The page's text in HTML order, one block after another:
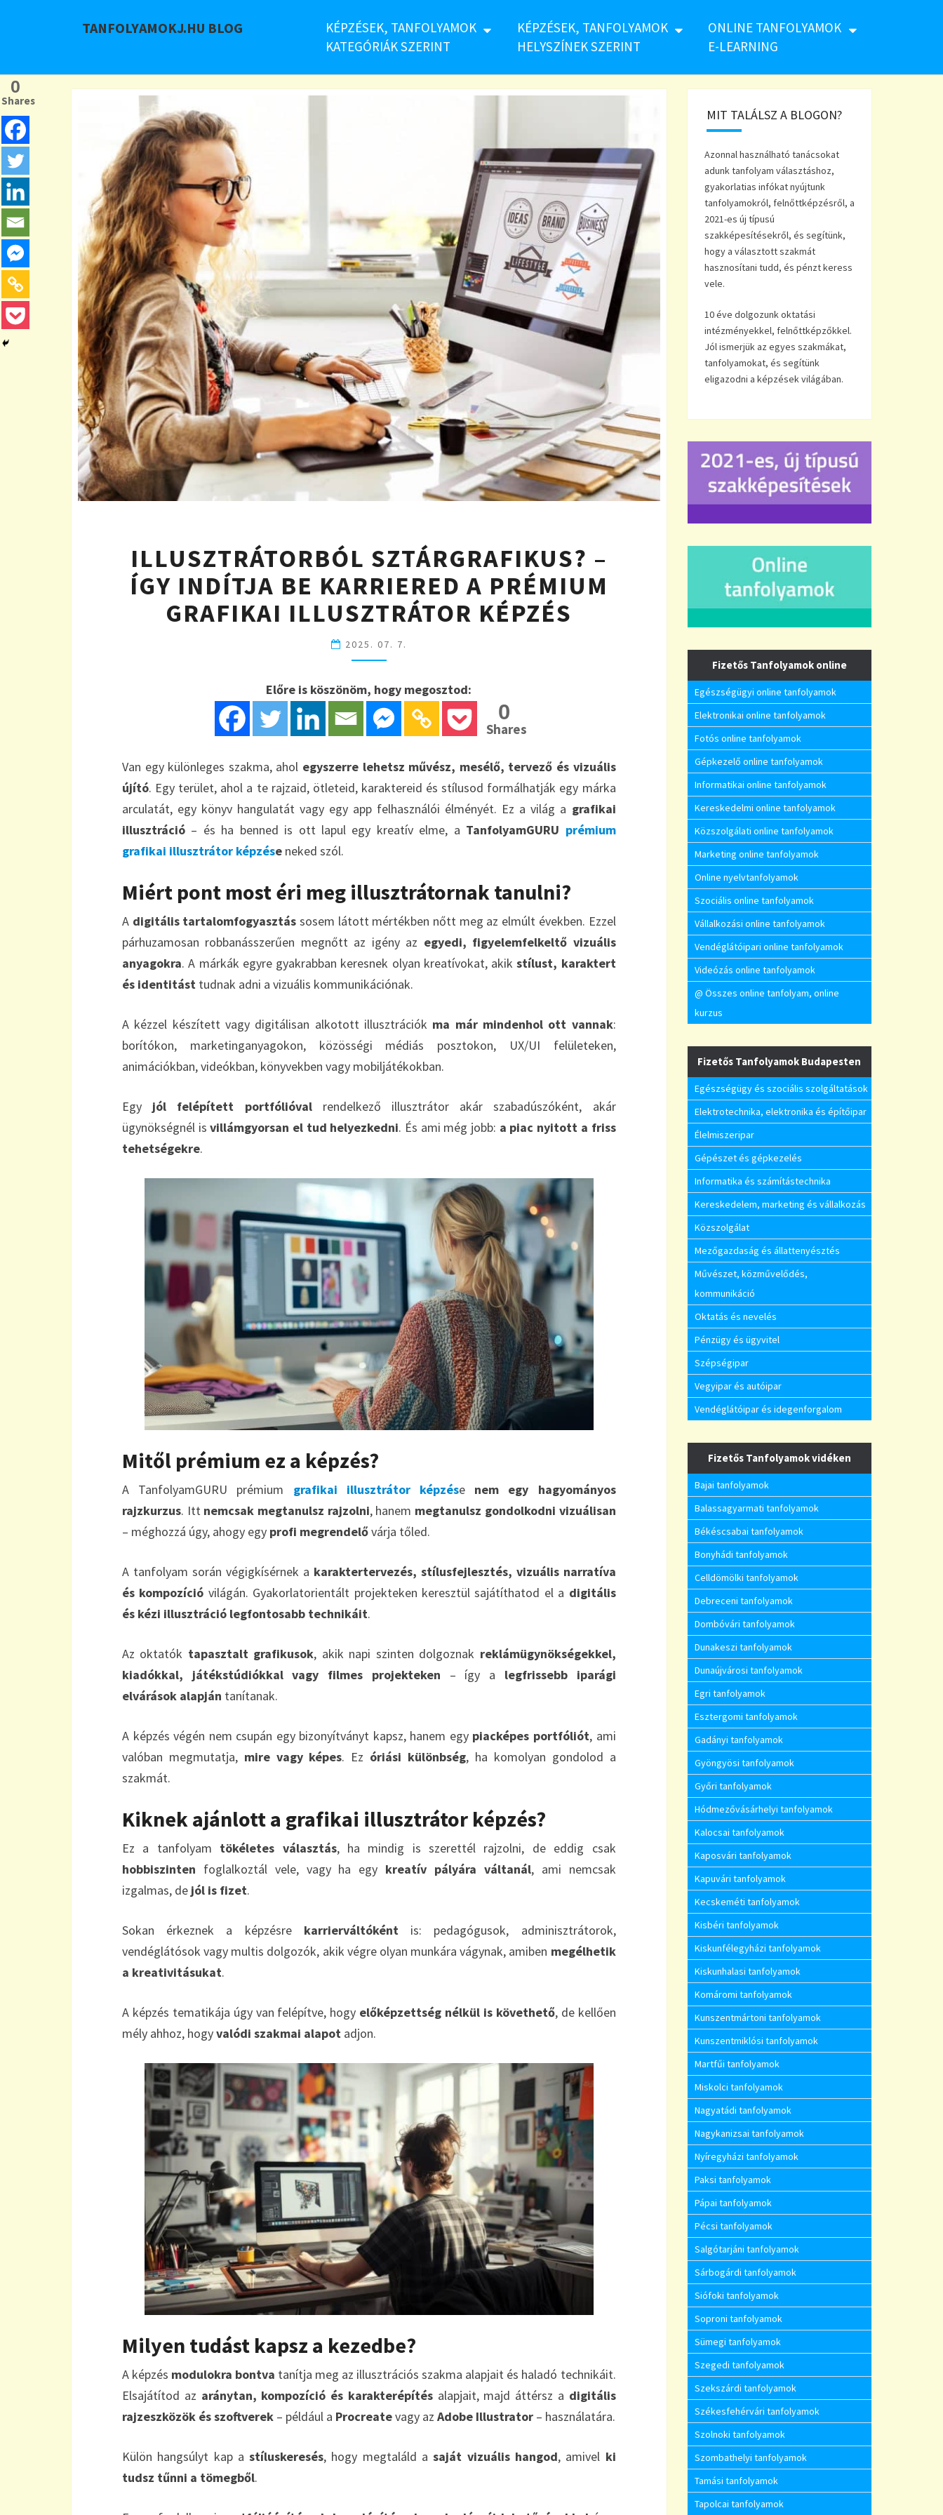
TANFOLYAMOKJ.HU BLOG
KÉPZÉSEK, TANFOLYAMOK
KATEGÓRIÁK SZERINT
KÉPZÉSEK, TANFOLYAMOK
HELYSZÍNEK SZERINT
ONLINE TANFOLYAMOK
E-LEARNING
SZTÁRGRAFIKUS?
ÍGY
INDÍTJA
BE
KARRIERED
A
GRAFIKAI
ILLUSZTRÁTOR
KÉPZÉS
ILLUSZTRÁTORBÓL SZTÁRGRAFIKUS? –
ÍGY INDÍTJA BE KARRIERED A PRÉMIUM
GRAFIKAI ILLUSZTRÁTOR KÉPZÉS
2025. 07. 7.
Előre is köszönöm, hogy megosztod:
0
Shares
Van egy különleges szakma, ahol egyszerre lehetsz művész, mesélő, tervező és vizuális
újító. Egy terület, ahol a te rajzaid, ötleteid, karaktereid és stílusod formálhatják egy márka
arculatát, egy könyv hangulatát vagy egy app felhasználói élményét. Ez a világ a grafikai
illusztráció – és ha benned is ott lapul egy kreatív elme, a TanfolyamGURU prémium
grafikai illusztrátor képzése neked szól.
Miért pont most éri meg illusztrátornak tanulni?
A digitális tartalomfogyasztás sosem látott mértékben nőtt meg az elmúlt években. Ezzel
párhuzamosan robbanásszerűen megnőtt az igény az egyedi, figyelemfelkeltő vizuális
anyagokra. A márkák egyre gyakrabban keresnek olyan kreatívokat, akikstílust, karaktert
és identitást tudnak adni a vizuális kommunikációnak.
A kézzel készített vagy digitálisan alkotott illusztrációk ma már mindenhol ott vannak:
borítókon, marketinganyagokon, közösségi médiás posztokon, UX/UI felületeken,
animációkban, videókban, könyvekben vagy mobiljátékokban.
Egy jól felépített portfólióvalrendelkező illusztrátor akár szabadúszóként, akár
ügynökségnél isvillámgyorsan el tud helyezkedni. És ami még jobb: a piac nyitott a friss
tehetségekre.
Mitől prémium ez a képzés?
A TanfolyamGURU prémium grafikai illusztrátor képzése nem egy hagyományos
rajzkurzus. Itt nemcsak megtanulsz rajzolni, hanem megtanulsz gondolkodni vizuálisan
– méghozzá úgy, ahogy egy profi megrendelővárja tőled.
A tanfolyam során végigkísérnek a karaktertervezés, stílusfejlesztés, vizuális narratíva
és kompozíció világán. Gyakorlatorientált projekteken keresztül sajátíthatod el a digitális
és kézi illusztráció legfontosabb technikáit.
Az oktatók tapasztalt grafikusok, akik napi szinten dolgoznak reklámügynökségekkel,
kiadókkal, játékstúdiókkal vagy filmes projekteken – így a legfrissebb iparági
elvárások alapján tanítanak.
A képzés végén nem csupán egy bizonyítványt kapsz, hanem egy piacképes portfóliót, ami
valóban megmutatja, mire vagy képes. Ez óriási különbség, ha komolyan gondolod a
szakmát.
Kiknek ajánlott a grafikai illusztrátor képzés?
Ez a tanfolyam tökéletes választás, ha mindig is szerettél rajzolni, de eddig csak
hobbiszinten foglalkoztál vele, vagy ha egy kreatív pályára váltanál, ami nemcsak
izgalmas, de jól is fizet.
Sokan érkeznek a képzésre karrierváltókéntis: pedagógusok, adminisztrátorok,
vendéglátósok vagy multis dolgozók, akik végre olyan munkára vágynak, amiben megélhetik
a kreativitásukat.
A képzés tematikája úgy van felépítve, hogy előképzettség nélkül is követhető, de kellően
mély ahhoz, hogyvalódi szakmai alapot adjon.
Milyen tudást kapsz a kezedbe?
A képzés modulokra bontva tanítja meg az illusztrációs szakma alapjait és haladó technikáit.
Elsajátítod az aránytan, kompozíció és karakterépítésalapjait, majd áttérsz a digitális
rajzeszközök és szoftverek – például a Procreatevagy az Adobe Illustrator – használatára.
Külön hangsúlyt kap astíluskeresés, hogy megtaláld asaját vizuális hangod, amivel ki
tudsz tűnni a tömegből.
0
Shares
MIT TALÁLSZ A BLOGON?
Azonnal használható tanácsokat
adunk tanfolyam választáshoz,
gyakorlatias infókat nyújtunk
tanfolyamokról, felnőttképzésről, a
2021-es új típusú
szakképesítésekről, és segítünk,
hogy a választott szakmát
hasznosítani tudd, és pénzt keress
vele.
10 éve dolgozunk oktatási
intézményekkel, felnőttképzőkkel.
Jól ismerjük az egyes szakmákat,
tanfolyamokat, és segítünk
eligazodni a képzések világában.
Fizetős Tanfolyamok online
Egészségügyi online tanfolyamok
Elektronikai online tanfolyamok
Fotós online tanfolyamok
Gépkezelő online tanfolyamok
Informatikai online tanfolyamok
Kereskedelmi online tanfolyamok
Közszolgálati online tanfolyamok
Marketing online tanfolyamok
Online nyelvtanfolyamok
Szociális online tanfolyamok
Vállalkozási online tanfolyamok
Vendéglátóipari online tanfolyamok
Videózás online tanfolyamok
@ Összes online tanfolyam, online
kurzus
Fizetős Tanfolyamok Budapesten
Egészségügy és szociális szolgáltatások
Elektrotechnika, elektronika és építőipar
Élelmiszeripar
Gépészet és gépkezelés
Informatika és számítástechnika
Kereskedelem, marketing és vállalkozás
Közszolgálat
Mezőgazdaság és állattenyésztés
Művészet, közművelődés,
kommunikáció
Oktatás és nevelés
Pénzügy és ügyvitel
Szépségipar
Vegyipar és autóipar
Vendéglátóipar és idegenforgalom
Fizetős Tanfolyamok vidéken
Bajai tanfolyamok
Balassagyarmati tanfolyamok
Békéscsabai tanfolyamok
Bonyhádi tanfolyamok
Celldömölki tanfolyamok
Debreceni tanfolyamok
Dombóvári tanfolyamok
Dunakeszi tanfolyamok
Dunaújvárosi tanfolyamok
Egri tanfolyamok
Esztergomi tanfolyamok
Gadányi tanfolyamok
Gyöngyösi tanfolyamok
Győri tanfolyamok
Hódmezővásárhelyi tanfolyamok
Kalocsai tanfolyamok
Kaposvári tanfolyamok
Kapuvári tanfolyamok
Kecskeméti tanfolyamok
Kisbéri tanfolyamok
Kiskunfélegyházi tanfolyamok
Kiskunhalasi tanfolyamok
Komáromi tanfolyamok
Kunszentmártoni tanfolyamok
Kunszentmiklósi tanfolyamok
Martfűi tanfolyamok
Miskolci tanfolyamok
Nagyatádi tanfolyamok
Nagykanizsai tanfolyamok
Nyíregyházi tanfolyamok
Paksi tanfolyamok
Pápai tanfolyamok
Pécsi tanfolyamok
Salgótarjáni tanfolyamok
Sárbogárdi tanfolyamok
Siófoki tanfolyamok
Soproni tanfolyamok
Sümegi tanfolyamok
Szegedi tanfolyamok
Szekszárdi tanfolyamok
Székesfehérvári tanfolyamok
Szolnoki tanfolyamok
Szombathelyi tanfolyamok
Tamási tanfolyamok
Tapolcai tanfolyamok